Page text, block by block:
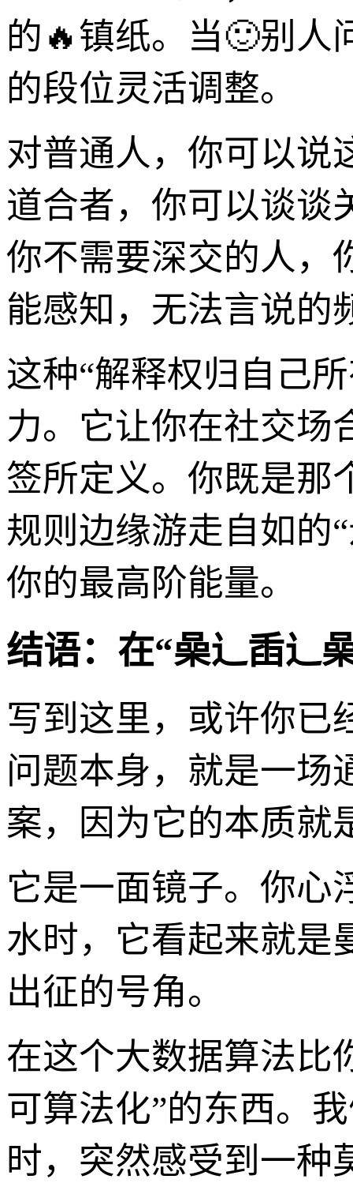
的🔥镇纸。当🙂别人
的段位灵活调整。
对普通人，你可以说
道合者，你可以谈谈
你不需要深交的人，
能感知，无法言说的
这种“解释权归自己
力。它让你在社交场
签所定义。你既是那
规则边缘游走自如的
你的最高阶能量。
结语：在“喿辶臿辶
写到这里，或许你已
问题本身，就是一场
案，因为它的本质就
它是一面镜子。你心
水时，它看起来就是
出征的号角。
在这个大数据算法比
可算法化”的东西。
时，突然感受到一种